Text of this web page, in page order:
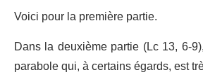
Voici pour la première partie.
Dans la deuxième partie (Lc 13, 6-
parabole qui, à certains égards, est